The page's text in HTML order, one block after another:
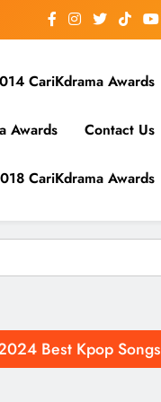
CariKdrama Awards
Awards Contact Us
CariKdrama Awards
2024 Best Kpop Songs